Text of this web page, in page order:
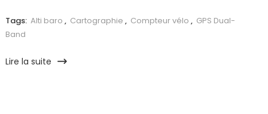
Tags: Alti baro , Cartographie , Compteur vélo , GPS Dual-
Band
Lire la suite